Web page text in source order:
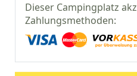
Dieser Campingplatz
Zahlungsmethoden: